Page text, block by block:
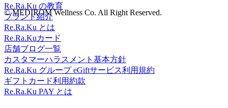
© MEDIROM Wellness Co. All Right Reserved.
Re.Ra.Ku の教育
ブランド紹介
Re.Ra.Ku とは
Re.Ra.Kuカード
店舗ブログ一覧
カスタマーハラスメント基本方針
Re.Ra.Ku グループ eGiftサービス利用規約
ギフトカード利用約款
Re.Ra.Ku PAY とは